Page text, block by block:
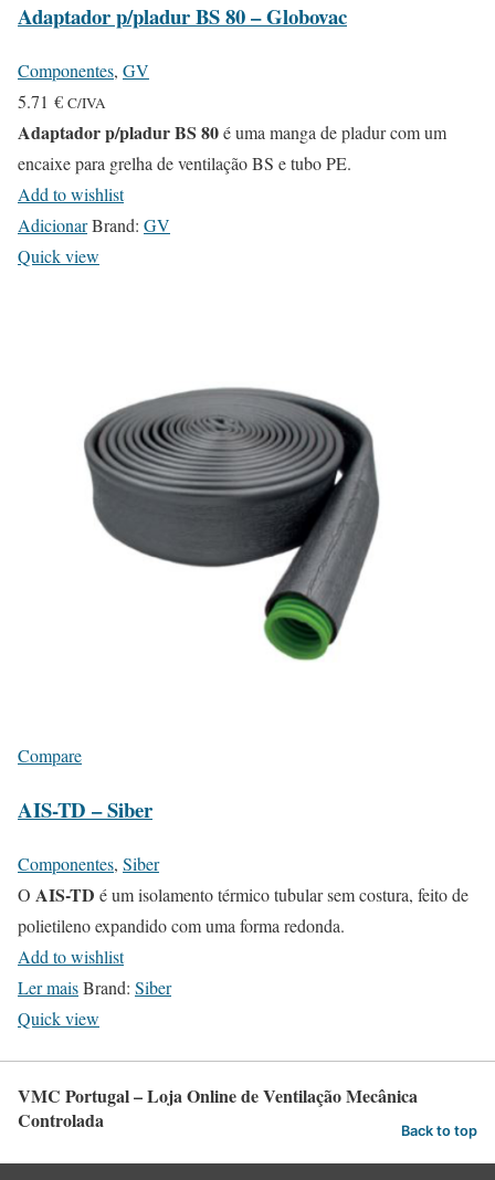
Adaptador p/pladur BS 80 – Globovac
Componentes, GV
5.71 € C/IVA
Adaptador p/pladur BS 80é uma manga de pladur com um
encaixe para grelha de ventilação BS e tubo PE.
Add to wishlist
AdicionarBrand: GV
Quick view
Compare
AIS-TD – Siber
Componentes, Siber
O AIS-TD é um isolamento térmico tubular sem costura, feito de
polietileno expandido com uma forma redonda.
Add to wishlist
Ler maisBrand: Siber
Quick view
VMC Portugal – Loja Online de Ventilação Mecânica
Controlada
Back to top